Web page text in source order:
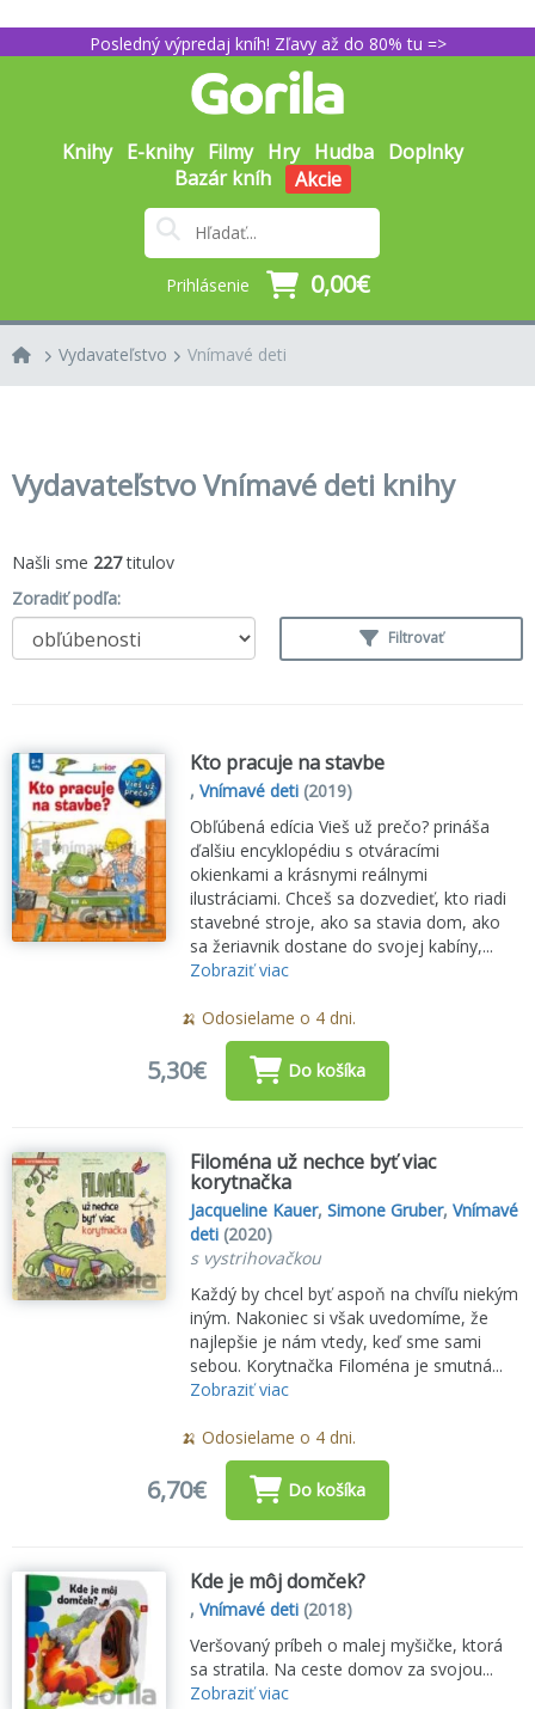
Posledný výpredaj kníh! Zľavy až do 80% tu =>
Knihy E-knihy Filmy Hry Hudba Doplnky
Bazár kníh
Akcie
Prihlásenie 0,00€
Vydavateľstvo Vnímavé deti
Vydavateľstvo Vnímavé deti knihy
Našli sme 227titulov
Zoradiť podľa:
Filtrovať
Kto pracuje na stavbe
,Vnímavé deti (2019)
Obľúbená edícia Vieš už prečo? prináša
ďalšiu encyklopédiu s otváracími
okienkami a krásnymi reálnymi
ilustráciami. Chceš sa dozvedieť, kto riadi
stavebné stroje, ako sa stavia dom, ako
sa žeriavnik dostane do svojej kabíny,...
Zobraziť viac
🍌 Odosielame o 4 dni.
5,30€ Do košíka
Filoména už nechce byť viac
korytnačka
Jacqueline Kauer,Simone Gruber,Vnímavé
deti (2020)
s vystrihovačkou
Každý by chcel byť aspoň na chvíľu niekým
iným. Nakoniec si však uvedomíme, že
najlepšie je nám vtedy, keď sme sami
sebou. Korytnačka Filoména je smutná...
Zobraziť viac
🍌 Odosielame o 4 dni.
6,70€ Do košíka
Kde je môj domček?
,Vnímavé deti (2018)
Veršovaný príbeh o malej myšičke, ktorá
sa stratila. Na ceste domov za svojou...
Zobraziť viac